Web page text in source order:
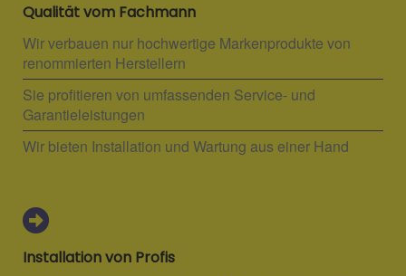
Qualität vom Fachmann
Wir verbauen nur hochwertige Markenprodukte von
renommierten Herstellern
Sie profitieren von umfassenden Service- und
Garantieleistungen
Wir bieten Installation und Wartung aus einer Hand
Installation von Profis